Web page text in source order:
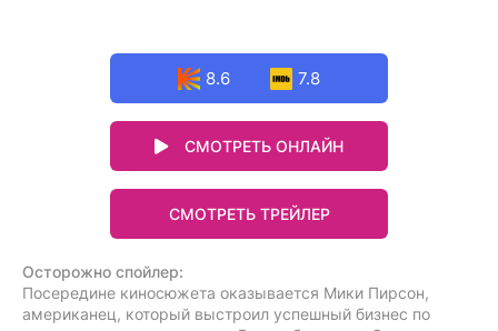
8.6 7.8
СМОТРЕТЬ ОНЛАЙН
СМОТРЕТЬ ТРЕЙЛЕР
Осторожно спойлер:
Посередине киносюжета оказывается Мики Пирсон,
американец, который выстроил успешный бизнес по